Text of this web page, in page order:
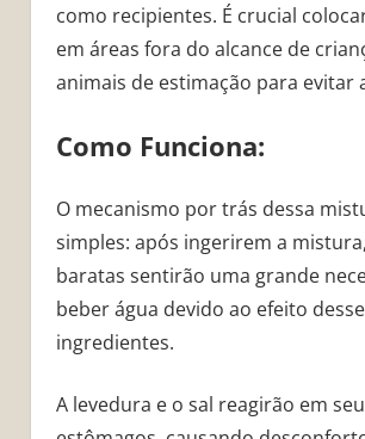
como recipientes. É crucial
em áreas fora do alcance de
animais de estimação para evitar
Como Funciona:
O mecanismo por trás dessa
simples: após ingerirem a
baratas sentirão uma grande
beber água devido ao efeito
ingredientes.
A levedura e o sal reagirão em